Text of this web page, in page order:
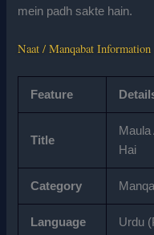
mein padh sakte hain.
Naat / Manqabat Information
Feature
Title
Hai
Category
Language Urdu